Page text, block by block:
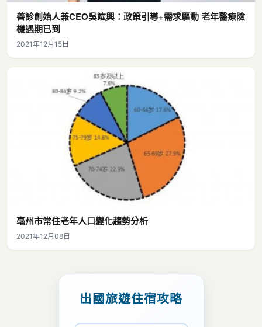
善診創始人兼CEO吳竑興：政策引導+需求驅動 老年醫療險
機遇期已到
2021年12月15日
亳州市常住老年人口變化趨勢分析
2021年12月08日
出國旅遊住宿攻略